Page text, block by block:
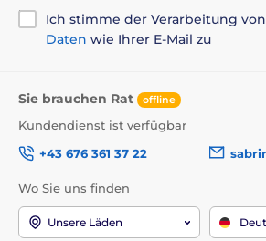
Ich stimme der Verarbeitung von
Daten wie Ihrer E-Mail zu
Sie brauchen Rat offline
Kundendienst ist verfügbar
+43 676 361 37 22
Wo Sie uns finden
Unsere Läden